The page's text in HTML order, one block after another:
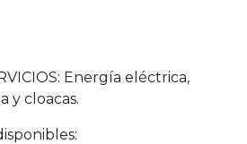
Energía eléctrica,
y cloacas.